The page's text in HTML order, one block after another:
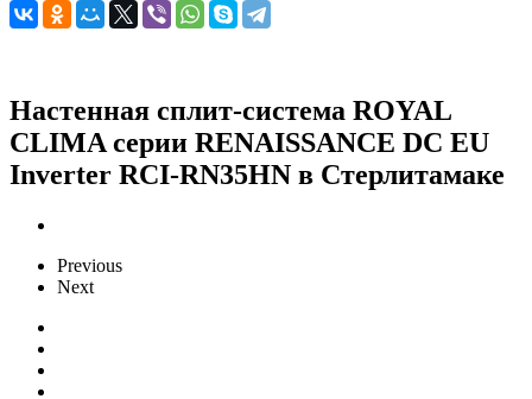
Настенная cплит-система ROYAL
CLIMA серии RENAISSANCE DC EU
Inverter RCI-RN35HN в Стерлитамаке
Previous
Next